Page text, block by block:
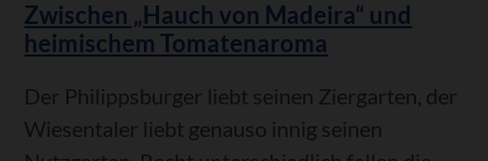
Bank
für
Senioren
Zwischen „Hauch von Madeira“ und
heimischem Tomatenaroma
Der Philippsburger liebt seinen Ziergarten, der
Wiesentaler liebt genauso innig seinen